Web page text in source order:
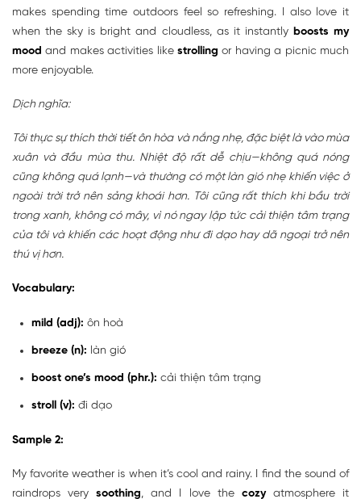
makes spending time outdoors feel so refreshing. I also love it
when the sky is bright and cloudless, as it instantly boosts my
mood and makes activities like strolling or having a picnic much
more enjoyable.
Dịch nghĩa:
Tôi thực sự thích thời tiết ôn hòa và nắng nhẹ, đặc biệt là vào mùa
xuân và đầu mùa thu. Nhiệt độ rất dễ chịu—không quá nóng
cũng không quá lạnh—và thường có một làn gió nhẹ khiến việc ở
ngoài trời trở nên sảng khoái hơn. Tôi cũng rất thích khi bầu trời
trong xanh, không có mây, vì nó ngay lập tức cải thiện tâm trạng
của tôi và khiến các hoạt động như đi dạo hay dã ngoại trở nên
thú vị hơn.
Vocabulary:
mild (adj): ôn hoà
breeze (n): làn gió
boost one’s mood (phr.): cải thiện tâm trạng
stroll (v): đi dạo
Sample 2:
My favorite weather is when it’s cool and rainy. I find the sound of
raindrops verysoothing, and I love the cozyatmosphere it